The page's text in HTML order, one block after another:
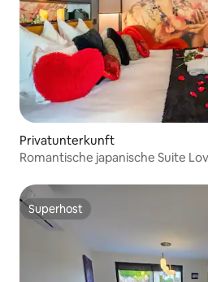
Privatunterkunft
Romantische japanische Suite
Superhost
Superhost